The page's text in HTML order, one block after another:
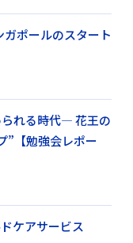
ポールのスタート
れる時代― 花王の
”【勉強会レポー
ケアサービス